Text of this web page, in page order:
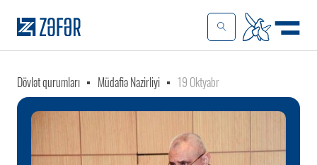
Dövlət qurumları Müdafiə Nazirliyi 19 Oktyabr